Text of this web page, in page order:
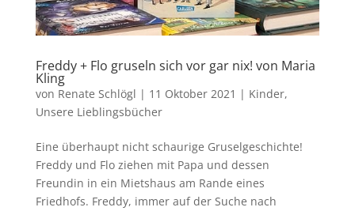
Freddy + Flo gruseln sich vor gar nix! von Maria
Kling
von Renate Schlögl | 11 Oktober 2021 | Kinder,
Unsere Lieblingsbücher
Eine überhaupt nicht schaurige Gruselgeschichte!
Freddy und Flo ziehen mit Papa und dessen
Freundin in ein Mietshaus am Rande eines
Friedhofs. Freddy, immer auf der Suche nach